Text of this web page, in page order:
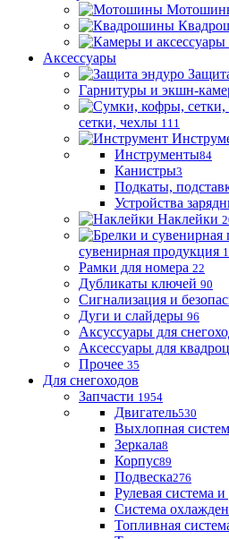
Аксессуары
Гарнитуры и экшн-
сетки, чехлы 111
Инструменты84
Канистры3
Подкаты,
Устройства
Наклейки
сувенирная продукция
Рамки для номера 22
Дубликаты ключей 90
Сигнализация и
Дуги и слайдеры 96
Аксуссуары для
Аксессуары для
Прочее 35
Для снегоходов
Запчасти 1954
Двигатель530
Выхлопная
Зеркала8
Корпус89
Подвеска276
Рулевая система
Система
Топливная